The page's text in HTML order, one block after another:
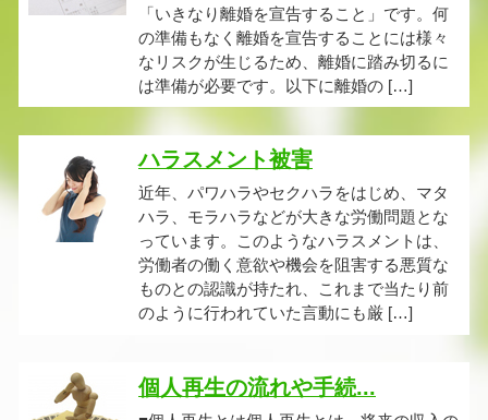
「いきなり離婚を宣告すること」です。何
の準備もなく離婚を宣告することには様々
なリスクが生じるため、離婚に踏み切るに
は準備が必要です。以下に離婚の […]
ハラスメント被害
近年、パワハラやセクハラをはじめ、マタ
ハラ、モラハラなどが大きな労働問題とな
っています。このようなハラスメントは、
労働者の働く意欲や機会を阻害する悪質な
ものとの認識が持たれ、これまで当たり前
のように行われていた言動にも厳 […]
個人再生の流れや手続...